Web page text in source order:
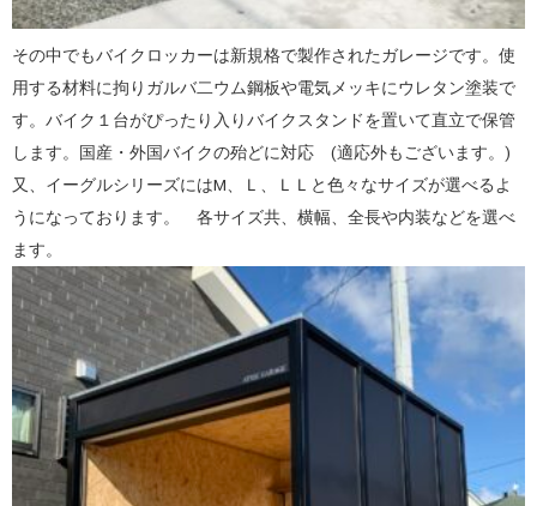
その中でもバイクロッカーは新規格で製作されたガレージです。使
用する材料に拘りガルバ二ウム鋼板や電気メッキにウレタン塗装で
す。バイク１台がぴったり入りバイクスタンドを置いて直立で保管
します。国産・外国バイクの殆どに対応 (適応外もございます。)
又、イーグルシリーズにはМ、Ｌ、ＬＬと色々なサイズが選べるよ
うになっております。 各サイズ共、横幅、全長や内装などを選べ
ます。